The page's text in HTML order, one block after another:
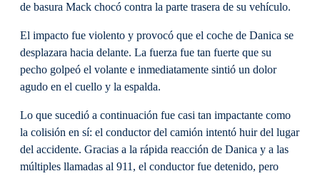
de basura Mack chocó contra la parte trasera de su vehículo.
El impacto fue violento y provocó que el coche de Danica se
desplazara hacia delante. La fuerza fue tan fuerte que su
pecho golpeó el volante e inmediatamente sintió un dolor
agudo en el cuello y la espalda.
Lo que sucedió a continuación fue casi tan impactante como
la colisión en sí: el conductor del camión intentó huir del lugar
del accidente. Gracias a la rápida reacción de Danica y a las
múltiples llamadas al 911, el conductor fue detenido, pero